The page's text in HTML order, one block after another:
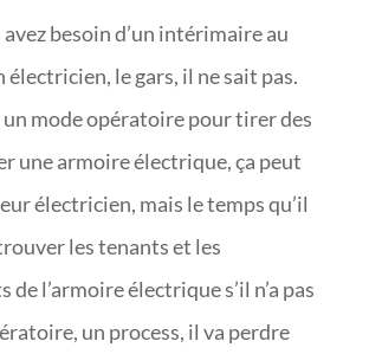
avez besoin d’un intérimaire au
électricien, le gars, il ne sait pas.
un mode opératoire pour tirer des
une armoire électrique, ça peut
électricien, mais le temps qu’il
les tenants et les
de l’armoire électrique s’il n’a pas
un process, il va perdre